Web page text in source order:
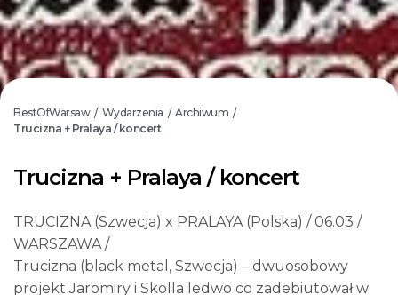
BestOfWarsaw / Wydarzenia / Archiwum /
Trucizna + Pralaya / koncert
Trucizna + Pralaya / koncert
TRUCIZNA (Szwecja) x PRALAYA (Polska) / 06.03 /
WARSZAWA /
Trucizna (black metal, Szwecja) – dwuosobowy
projekt Jaromiry i Skolla ledwo co zadebiutował w